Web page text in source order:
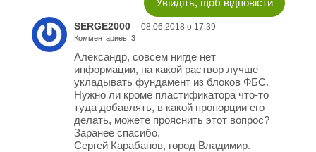
SERGE2000 08.06.2018 о 17:39
Комментариев: 3
Александр, совсем нигде нет
информации, на какой раствор лучше
укладывать фундамент из блоков ФБС.
Нужно ли кроме пластификатора что-то
туда добавлять, в какой пропорции его
делать, можете прояснить этот вопрос?
Заранее спасибо.
Сергей Карабанов, город Владимир.